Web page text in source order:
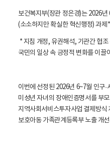
보건복지부(장관 정은경)는 2026년
(소소하지만 확실한 혁신행정) 과제
* 지침 개정, 유권해석, 기관간 협
국민의 일상 속 긍정적 변화를 이끌
이번에 선정된 2026년 6~7월 인구·
미성년 자녀의 장애인증명서를 부
지역사회서비스투자사업 결제방
보호아동 가족관계등록부 노출 개